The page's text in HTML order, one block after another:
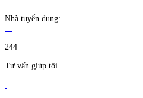
Nhà tuyển dụng:
244
Tư vấn giúp tôi